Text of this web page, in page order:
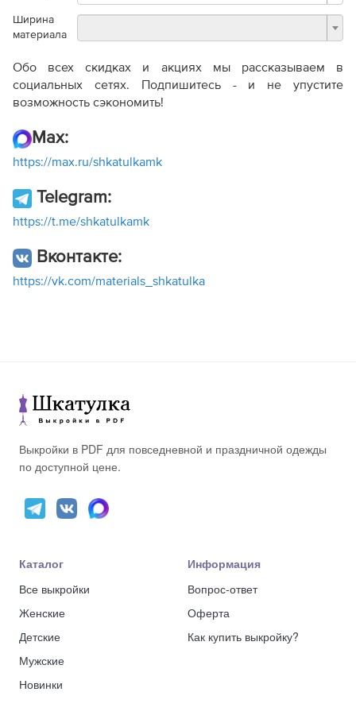
Ширина
материала
Обо всех скидках и акциях мы рассказываем в
социальных сетях. Подпишитесь - и не упустите
возможность сэкономить!
Max:
https://max.ru/shkatulkamk
Telegram:
https://t.me/shkatulkamk
Вконтакте:
https://vk.com/materials_shkatulka
Выкройки в PDF для повседневной и праздничной одежды
по доступной цене.
Каталог
Все выкройки
Женские
Детские
Мужские
Новинки
Информация
Вопрос-ответ
Оферта
Как купить выкройку?